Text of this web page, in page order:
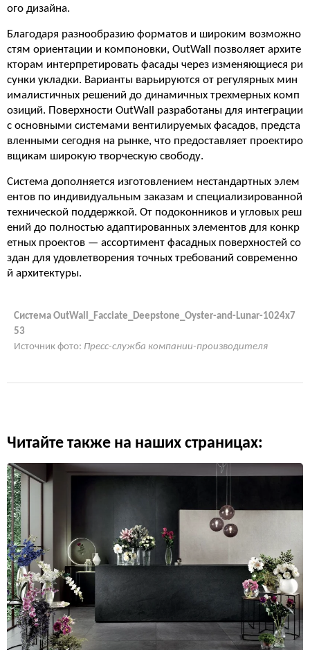
ого дизайна.
Благодаря разнообразию форматов и широким возможно
стям ориентации и компоновки, OutWall позволяет архите
кторам интерпретировать фасады через изменяющиеся ри
сунки укладки. Варианты варьируются от регулярных мин
ималистичных решений до динамичных трехмерных комп
озиций. Поверхности OutWall разработаны для интеграции
с основными системами вентилируемых фасадов, предста
вленными сегодня на рынке, что предоставляет проектиро
вщикам широкую творческую свободу.
Система дополняется изготовлением нестандартных элем
ентов по индивидуальным заказам и специализированной
технической поддержкой. От подоконников и угловых реш
ений до полностью адаптированных элементов для конкр
етных проектов — ассортимент фасадных поверхностей со
здан для удовлетворения точных требований современно
й архитектуры.
Система OutWall_Facciate_Deepstone_Oyster-and-Lunar-1024x7
53
Источник фото: Пресс-служба компании-производителя
Читайте также на наших страницах: